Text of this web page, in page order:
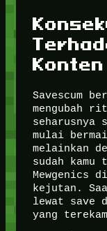
Konten
Savescum
mengubah
seharusnya
mulai
melainkan
sudah
Mewgenics
kejutan.
lewat save
yang